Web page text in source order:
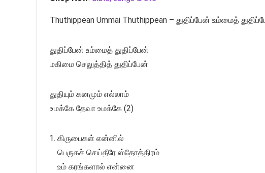
Thuthippean Ummai Thuthippean – துதிப்பேன் உம்மைத்
துதிப்பேன் உம்மைத் துதிப்பேன்
மகிமை செலுத்தித் துதிப்பேன்
துதியும் கனமும் எல்லாம்
உமக்கே தேவா உமக்கே (2)
கிருபைகள் என்னில்
பெருகச் செய்தீரே ஸ்தோத்திரம்
உம் கரங்களால் என்னை